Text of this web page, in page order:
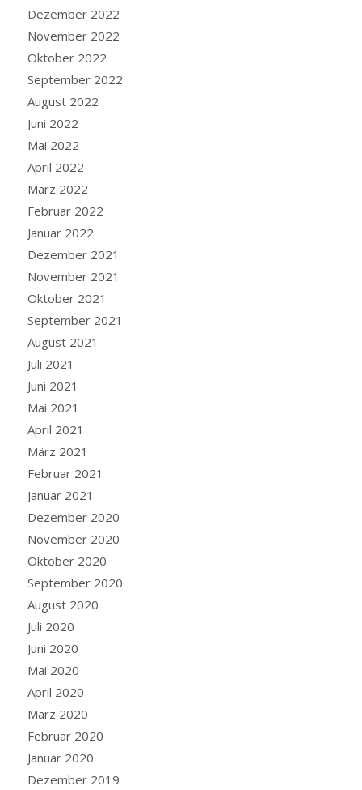
Dezember 2022
November 2022
Oktober 2022
September 2022
August 2022
Juni 2022
Mai 2022
April 2022
März 2022
Februar 2022
Januar 2022
Dezember 2021
November 2021
Oktober 2021
September 2021
August 2021
Juli 2021
Juni 2021
Mai 2021
April 2021
März 2021
Februar 2021
Januar 2021
Dezember 2020
November 2020
Oktober 2020
September 2020
August 2020
Juli 2020
Juni 2020
Mai 2020
April 2020
März 2020
Februar 2020
Januar 2020
Dezember 2019